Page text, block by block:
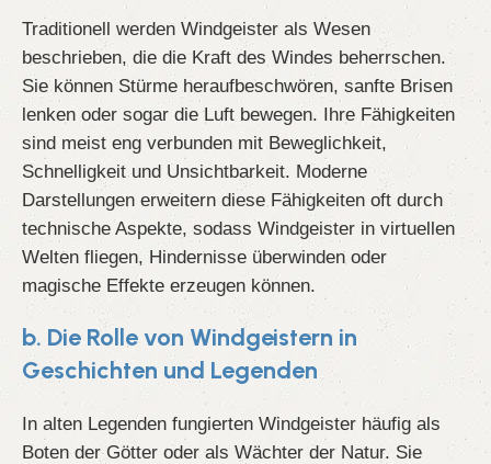
Traditionell werden Windgeister als Wesen
beschrieben, die die Kraft des Windes beherrschen.
Sie können Stürme heraufbeschwören, sanfte Brisen
lenken oder sogar die Luft bewegen. Ihre Fähigkeiten
sind meist eng verbunden mit Beweglichkeit,
Schnelligkeit und Unsichtbarkeit. Moderne
Darstellungen erweitern diese Fähigkeiten oft durch
technische Aspekte, sodass Windgeister in virtuellen
Welten fliegen, Hindernisse überwinden oder
magische Effekte erzeugen können.
b. Die Rolle von Windgeistern in
Geschichten und Legenden
In alten Legenden fungierten Windgeister häufig als
Boten der Götter oder als Wächter der Natur. Sie